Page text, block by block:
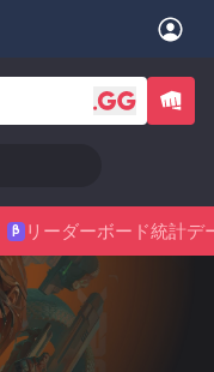
β リーダーボード統計デ